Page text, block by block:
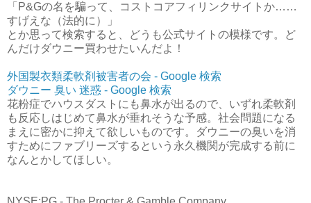
「P&Gの名を騙って、コストコアフィリンクサイトか……
すげえな（法的に）」
とか思って検索すると、どうも公式サイトの模様です。ど
んだけダウニー買わせたいんだよ！
外国製衣類柔軟剤被害者の会 - Google 検索
ダウニー 臭い 迷惑 - Google 検索
花粉症でハウスダストにも鼻水が出るので、いずれ柔軟剤
も反応しはじめて鼻水が垂れそうな予感。社会問題になる
まえに密かに抑えて欲しいものです。ダウニーの臭いを消
すためにファブリーズするという永久機関が完成する前に
なんとかしてほしい。